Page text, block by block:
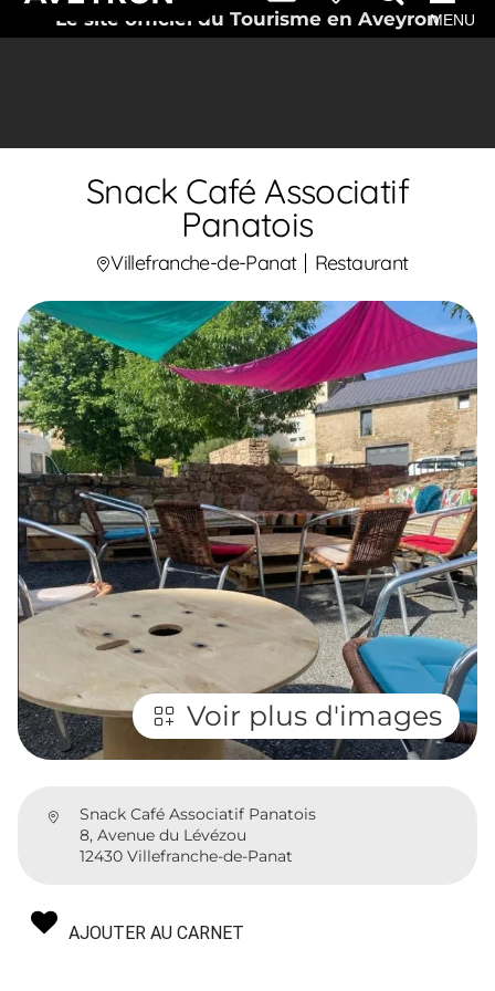
Le site officiel du Tourisme en AveyronMENU
Snack Café Associatif
Panatois
Villefranche-de-Panat Restaurant
Voir plus d'images
Snack Café Associatif Panatois
8, Avenue du Lévézou
12430 Villefranche-de-Panat
AJOUTER AU CARNET